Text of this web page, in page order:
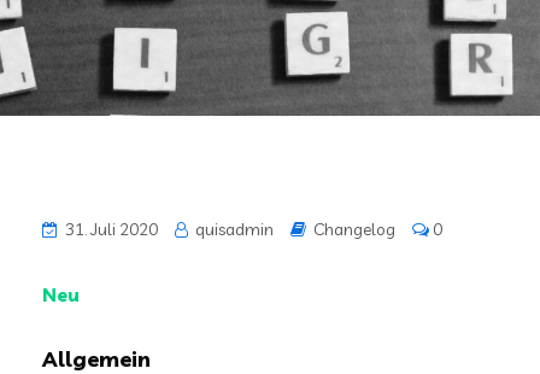
31. Juli 2020 quisadmin Changelog 0
Neu
Allgemein